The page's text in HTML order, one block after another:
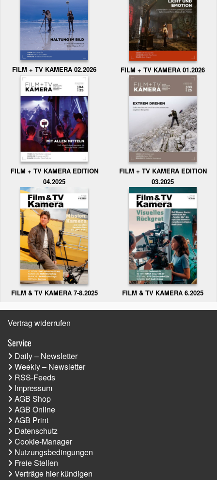
FILM + TV KAMERA 02.2026 FILM + TV KAMERA 01.2026
FILM + TV KAMERA EDITION
04.2025
FILM + TV KAMERA EDITION
03.2025
FILM & TV KAMERA 7-8.2025 FILM & TV KAMERA 6.2025
Vertrag widerrufen
Service
Daily – Newsletter
Weekly – Newsletter
RSS-Feeds
Impressum
AGB Shop
AGB Online
AGB Print
Datenschutz
Cookie-Manager
Nutzungsbedingungen
Freie Stellen
Verträge hier kündigen